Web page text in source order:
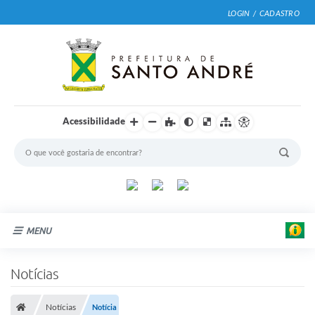
LOGIN / CADASTRO
Acessibilidade
MENU
Notícias
Notícias Notícia